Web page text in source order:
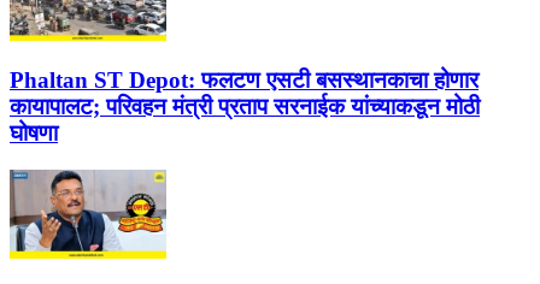
Phaltan ST Depot: फलटण एसटी बसस्थानकाचा होणार
कायापालट; परिवहन मंत्री प्रताप सरनाईक यांच्याकडून मोठी
घोषणा